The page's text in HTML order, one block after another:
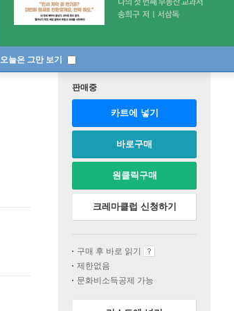
오늘은 그만 보기
판매중
카트에 넣기
바로구매
원클릭구매
크레마클럽 신청하기
구매 후 바로 읽기
제한없음
문화비소득공제 가능